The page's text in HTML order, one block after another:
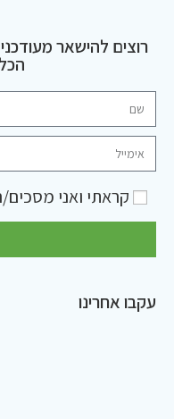
רוצים להישאר
קראתי ואני
עקבו אחרינו